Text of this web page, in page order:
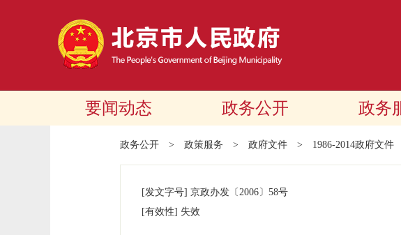
要闻动态 政务公开 政务
政务公开 > 政策服务 > 政府文件 > 1986-2014政府文件
[发文字号] 京政办发 〔2006〕 58号
[有效性] 失效